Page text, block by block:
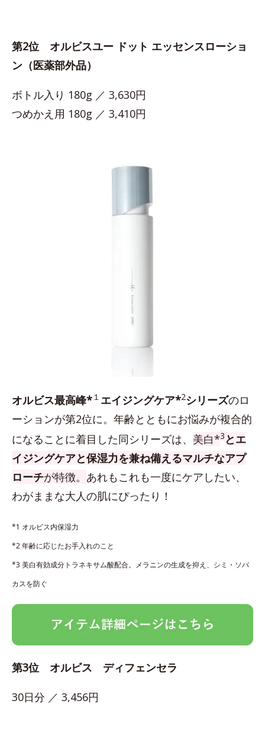
第2位 オルビスユー ドット エッセンスローショ
ン（医薬部外品）
ボトル入り 180g ／ 3,630円
つめかえ用 180g ／ 3,410円
オルビス最高峰*１ エイジングケア*2シリーズのロ
ーションが第2位に。年齢とともにお悩みが複合的
になることに着目した同シリーズは、 美白*3 とエ
イジングケアと保湿力を兼ね備えるマルチなアプ
ローチが特徴。 あれもこれも一度にケアしたい、
わがままな大人の肌にぴったり！
*1 オルビス内保湿力
*2 年齢に応じたお手入れのこと
*3 美白有効成分トラネキサム酸配合。メラニンの生成を抑え、シミ・ソバ
カスを防ぐ
第3位 オルビス ディフェンセラ
30日分 ／ 3,456円